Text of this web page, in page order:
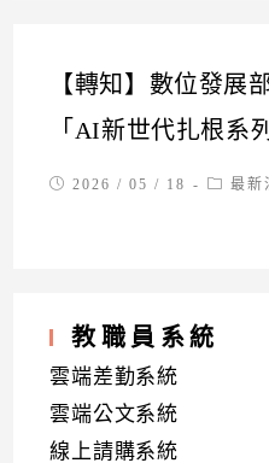
【轉知】數位發展
「AI新世代扎根系
Post2026 / 05 / 18
Post最新
教職員系統
雲端差勤系統
雲端公文系統
線上請購系統